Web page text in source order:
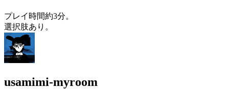
プレイ時間約3分。
選択肢あり。
usamimi-myroom